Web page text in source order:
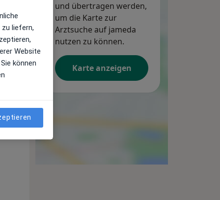
Mi,
12 Aug
Do,
13 Aug
und übertragen werden,
um die Karte zur
Arztsuche auf jameda
nutzen zu können.
Karte anzeigen
liefern,
Website
können